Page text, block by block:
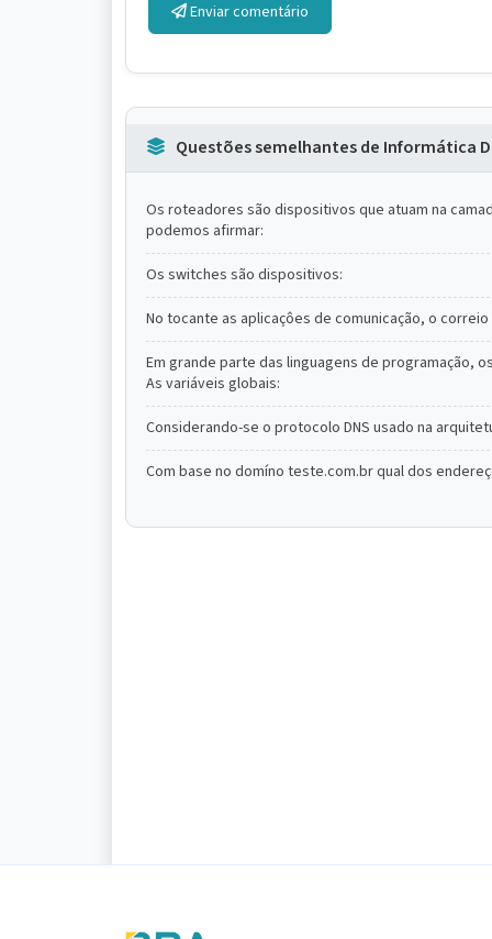
Enviar comentário
Questões semelhantes de Informática
Os roteadores são dispositivos que atuam na
podemos afirmar:
Os switches são dispositivos:
No tocante as aplicaçôes de comunicação, o
Em grande parte das linguagens de programação,
As variáveis globais:
Considerando-se o protocolo DNS usado na
Com base no domíno teste.com.br qual dos